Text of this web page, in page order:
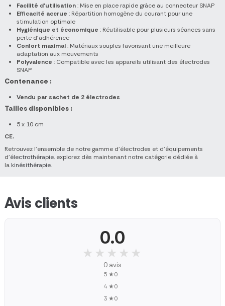
Facilité d’utilisation: Mise en place rapide grâce au connecteur SNAP
Efficacité accrue : Répartition homogène du courant pour une
stimulation optimale
Hygiénique et économique : Réutilisable pour plusieurs séances sans
perte d’adhérence
Confort maximal: Matériaux souples favorisant une meilleure
adaptation aux mouvements
Polyvalence : Compatible avec les appareils utilisant des électrodes
SNAP
Contenance :
Vendu par sachet de 2 électrodes
Tailles disponibles :
5 x 10 cm
CE.
Retrouvez l’ensemble de notre gamme d’électrodes et d’équipements
d’électrothérapie, explorez dès maintenant notre catégorie dédiée à
la kinésithérapie.
Avis clients
0.0
★★★★★
★★★★★
0 avis
5 ★0
4 ★0
3 ★0